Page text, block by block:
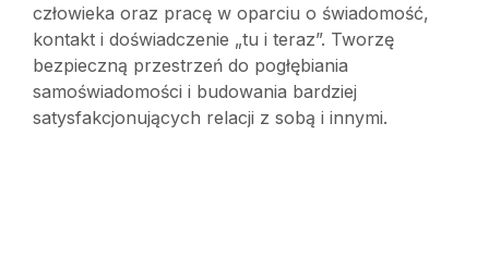
człowieka oraz pracę w oparciu o świadomość,
kontakt i doświadczenie „tu i teraz”. Tworzę
bezpieczną przestrzeń do pogłębiania
samoświadomości i budowania bardziej
satysfakcjonujących relacji z sobą i innymi.